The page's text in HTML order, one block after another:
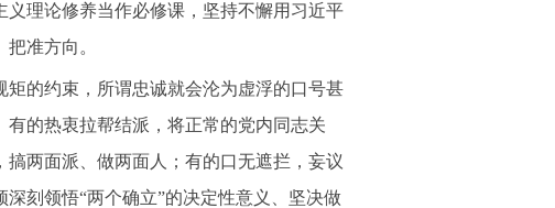
理论修养当作必修课，坚持不懈用习近平
准方向。
的约束，所谓忠诚就会沦为虚浮的口号甚
的热衷拉帮结派，将正常的党内同志关
两面派、做两面人；有的口无遮拦，妄议
刻领悟“两个确立”的决定性意义、坚决做